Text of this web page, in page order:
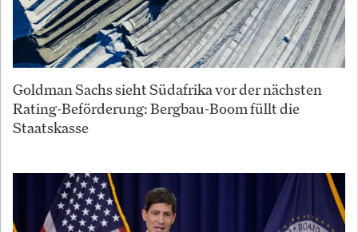
Goldman Sachs sieht Südafrika vor der nächsten
Rating-Beförderung: Bergbau-Boom füllt die
Staatskasse